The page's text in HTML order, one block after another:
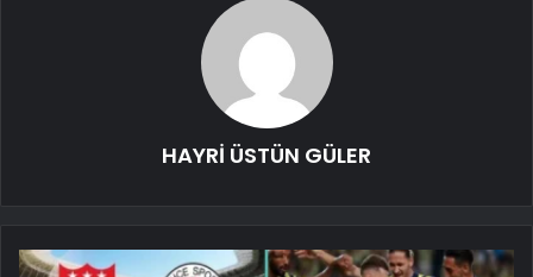
HAYRİ ÜSTÜN GÜLER